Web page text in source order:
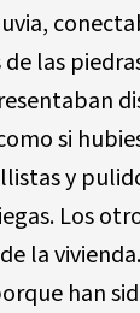
de las
si
y
Los
la
han